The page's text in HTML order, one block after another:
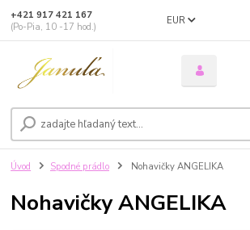
EUR
+421 917 421 167
(Po-Pia, 10 -17 hod.)
Úvod Spodné prádlo Nohavičky ANGELIKA
Nohavičky ANGELIKA